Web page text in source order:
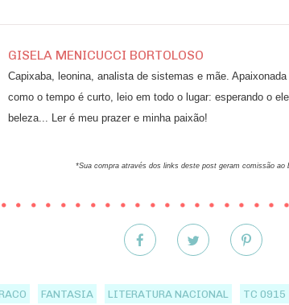
GISELA MENICUCCI BORTOLOSO
Capixaba, leonina, analista de sistemas e mãe.
como o tempo é curto, leio em todo o lugar: esperando o
beleza... Ler é meu prazer e minha paixão!
*Sua compra através dos links deste post geram comissão ao
FANTASIA LITERATURA NACIONAL TC 0915